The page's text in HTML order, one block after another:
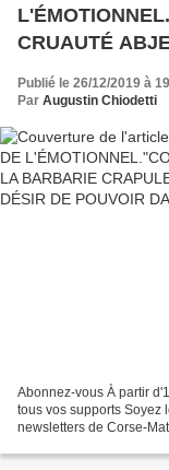
CRUAUTÉ
ET AU DÉSIR
Publié le 26/12/2019 à
Par Augustin Chiodetti
Abonnez-vous À partir
tous vos supports Soyez
newsletters de Corse-